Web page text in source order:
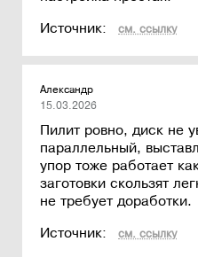
Источник:
см. ссылку
Александр
15.03.2026
Пилит ровно, диск не
параллельный,
упор тоже работает
заготовки скользят
не требует доработки.
Источник:
см. ссылку